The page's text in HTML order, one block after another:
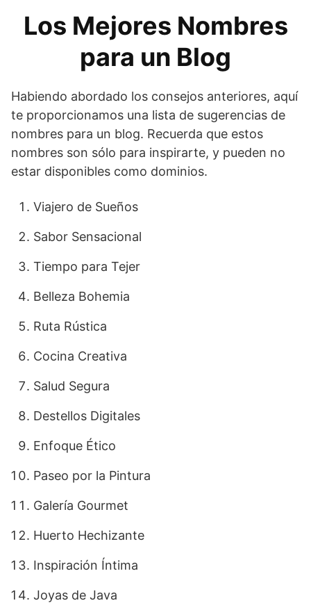
Los Mejores Nombres
para un Blog
Habiendo abordado los consejos anteriores, aquí
te proporcionamos una lista de sugerencias de
nombres para un blog. Recuerda que estos
nombres son sólo para inspirarte, y pueden no
estar disponibles como dominios.
Viajero de Sueños
Sabor Sensacional
Tiempo para Tejer
Belleza Bohemia
Ruta Rústica
Cocina Creativa
Salud Segura
Destellos Digitales
Enfoque Ético
Paseo por la Pintura
Galería Gourmet
Huerto Hechizante
Inspiración Íntima
Joyas de Java